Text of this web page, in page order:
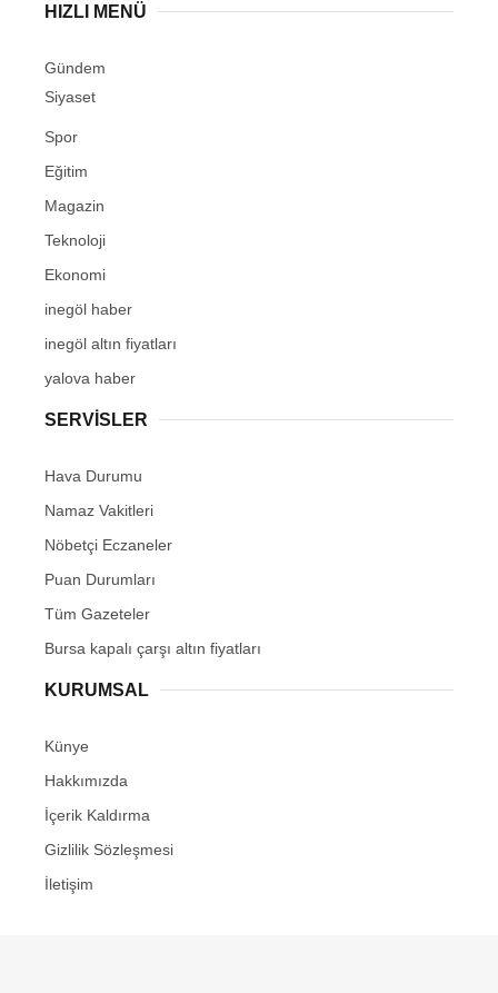
HIZLI MENÜ
Gündem
Siyaset
Spor
Eğitim
Magazin
Teknoloji
Ekonomi
inegöl haber
inegöl altın fiyatları
yalova haber
SERVİSLER
Hava Durumu
Namaz Vakitleri
Nöbetçi Eczaneler
Puan Durumları
Tüm Gazeteler
Bursa kapalı çarşı altın fiyatları
KURUMSAL
Künye
Hakkımızda
İçerik Kaldırma
Gizlilik Sözleşmesi
İletişim